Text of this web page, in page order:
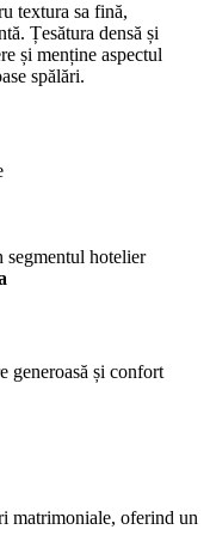
textura sa fină,
Țesătura densă și
și menține aspectul
spălări.
segmentul hotelier
generoasă și confort
matrimoniale, oferind un